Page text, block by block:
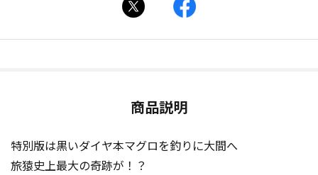
商品説明
特別版は黒いダイヤ本マグロを釣りに大間へ
旅猿史上最大の奇跡が！？